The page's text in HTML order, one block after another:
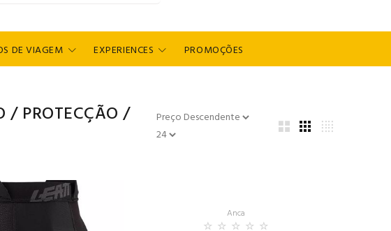
DE VIAGEM EXPERIENCES PROMOÇÕES
/ PROTECÇÃO /
Anca